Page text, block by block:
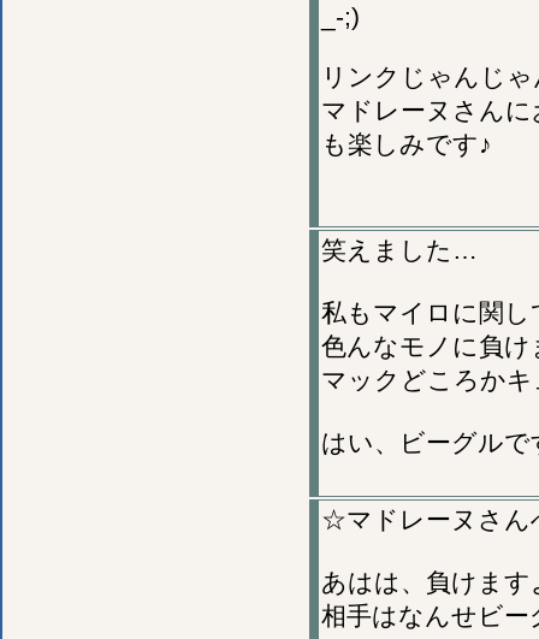
_-;)
リンクじゃんじ
マドレーヌさん
も楽しみです♪
笑えました…
私もマイロに関し
色んなモノに負
マックどころか
はい、ビーグルで
☆マドレーヌさん
あはは、負けます
相手はなんせビ